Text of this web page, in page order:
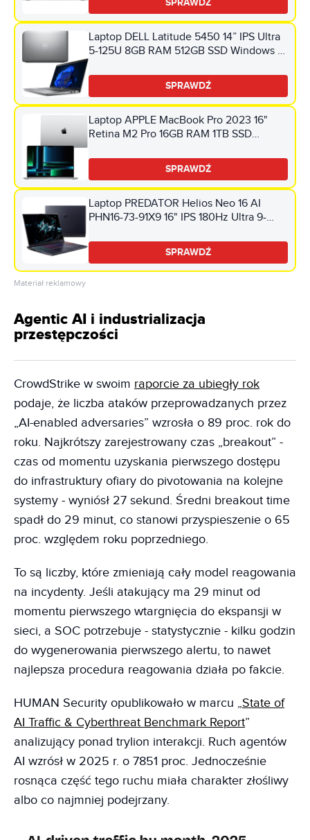
SPRAWDŹ
Laptop DELL Latitude 5450 14” IPS Ultra
5-125U 8GB RAM 512GB SSD Windows 11
SPRAWDŹ
Laptop APPLE MacBook Pro 2023 16"
Retina M2 Pro 16GB RAM 1TB SSD
SPRAWDŹ
Laptop PREDATOR Helios Neo 16 AI
PHN16-73-91X9 16" IPS 180Hz Ultra 9-
RTX5060 DLSS 4 Windows 11 Home
SPRAWDŹ
Materiał reklamowy
Agentic AI i industrializacja
przestępczości
CrowdStrike w swoim raporcie za ubiegły rok
podaje, że liczba ataków przeprowadzanych przez
„AI-enabled adversaries” wzrosła o 89 proc. rok do
roku. Najkrótszy zarejestrowany czas „breakout” -
czas od momentu uzyskania pierwszego dostępu
do infrastruktury ofiary do pivotowania na kolejne
systemy - wyniósł 27 sekund. Średni breakout time
spadł do 29 minut, co stanowi przyspieszenie o 65
proc. względem roku poprzedniego.
To są liczby, które zmieniają cały model reagowania
na incydenty. Jeśli atakujący ma 29 minut od
momentu pierwszego wtargnięcia do ekspansji w
sieci, a SOC potrzebuje - statystycznie - kilku godzin
do wygenerowania pierwszego alertu, to nawet
najlepsza procedura reagowania działa po fakcie.
HUMAN Security opublikowało w marcu „State of
AI Traffic & Cyberthreat Benchmark Report”
analizujący ponad trylion interakcji. Ruch agentów
AI wzrósł w 2025 r. o 7851 proc. Jednocześnie
rosnąca część tego ruchu miała charakter złośliwy
albo co najmniej podejrzany.